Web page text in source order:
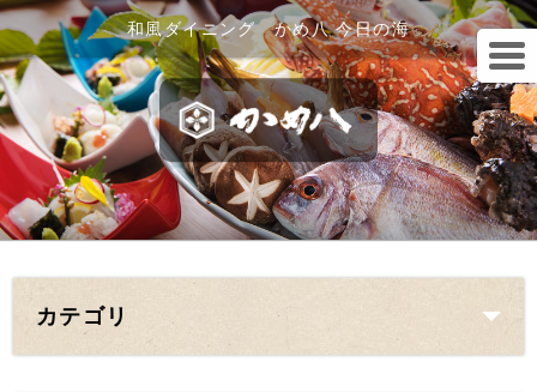
和風ダイニング かめ八 今日の海
カテゴリ